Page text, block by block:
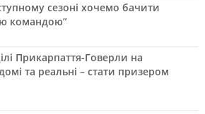
сезоні хочемо бачити
командою”
Прикарпаття-Говерли на
та реальні – стати призером